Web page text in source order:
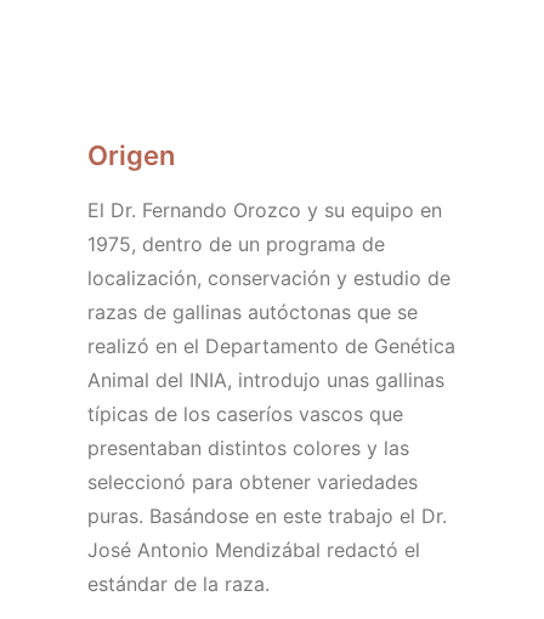
Origen
El Dr. Fernando Orozco y su equipo en
1975, dentro de un programa de
localización, conservación y estudio de
razas de gallinas autóctonas que se
realizó en el Departamento de Genética
Animal del INIA, introdujo unas gallinas
típicas de los caseríos vascos que
presentaban distintos colores y las
seleccionó para obtener variedades
puras. Basándose en este trabajo el Dr.
José Antonio Mendizábal redactó el
estándar de la raza.